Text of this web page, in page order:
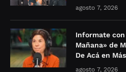
agosto 7, 2026
Informate
Mañana» de
De Acá en
agosto 7, 2026